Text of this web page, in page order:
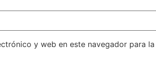
y web en este navegador para